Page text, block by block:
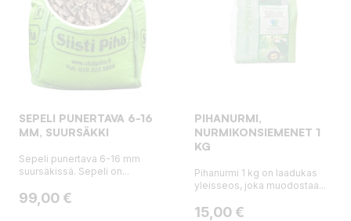
SEPELI PUNERTAVA 6-16
MM, SUURSÄKKI
Sepeli punertava 6-16 mm
suursäkissä. Sepeli on...
Hinta
99,00 €
PIHANURMI,
NURMIKONSIEMENET 1
KG
Pihanurmi 1 kg on laadukas
yleisseos, joka muodostaa...
Hinta
15,00 €